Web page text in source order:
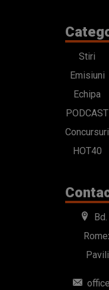
Stiri
Emisiuni
Echipa
PODCAST
Concursuri
HOT40